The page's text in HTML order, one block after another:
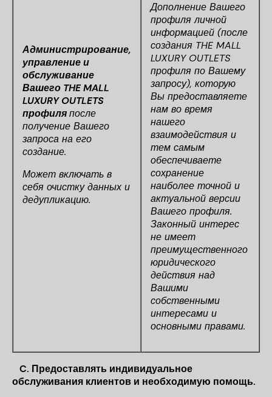
Администрирование,
управление и
обслуживание
Вашего THE MALL
LUXURY OUTLETS
профиляпосле
получение Вашего
запроса на его
создание.
Может включать в
себя очистку данных и
дедупликацию.
Дополнение Вашего
профиля личной
информацией (после
создания THE MALL
LUXURY OUTLETS
профиля по Вашему
запросу), которую
Вы предоставляете
нам во время
нашего
взаимодействия и
тем самым
обеспечиваете
сохранение
наиболее точной и
актуальной версии
Вашего профиля.
Законный интерес
не имеет
преимущественного
юридического
действия над
Вашими
собственными
интересами и
основными правами.
C. Предоставлять индивидуальное
обслуживания клиентов и необходимую помощь.